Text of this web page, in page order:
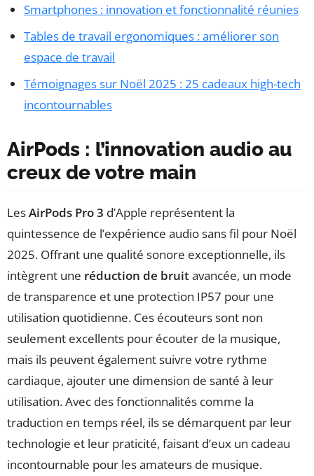
Smartphones : innovation et fonctionnalité réunies
Tables de travail ergonomiques : améliorer son
espace de travail
Témoignages sur Noël 2025 : 25 cadeaux high-tech
incontournables
AirPods : l’innovation audio au
creux de votre main
LesAirPods Pro 3 d’Apple représentent la
quintessence de l’expérience audio sans fil pour Noël
2025. Offrant une qualité sonore exceptionnelle, ils
intègrent une réduction de bruitavancée, un mode
de transparence et une protection IP57 pour une
utilisation quotidienne. Ces écouteurs sont non
seulement excellents pour écouter de la musique,
mais ils peuvent également suivre votre rythme
cardiaque, ajouter une dimension de santé à leur
utilisation. Avec des fonctionnalités comme la
traduction en temps réel, ils se démarquent par leur
technologie et leur praticité, faisant d’eux un cadeau
incontournable pour les amateurs de musique.